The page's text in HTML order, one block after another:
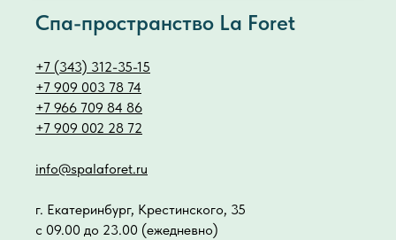
Спа-пространство La Foret
+7 (343) 312-35-15
+7 909 003 78 74
+7 966 709 84 86
+7 909 002 28 72
info@spalaforet.ru
г. Екатеринбург, Крестинского, 35
с 09.00 до 23.00 (ежедневно)